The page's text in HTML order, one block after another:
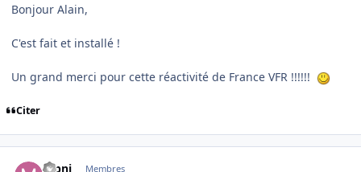
Bonjour Alain,
C'est fait et installé !
Un grand merci pour cette réactivité de France VFR !!!!!!
Citer
mpni Membres